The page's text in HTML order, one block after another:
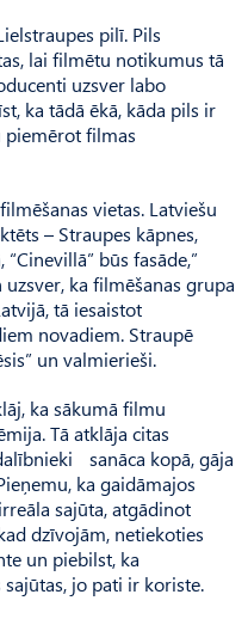
pilī. Pils
lai filmētu notikumus tā
uzsver labo
ka tādā ēkā, kāda pils ir
piemērot filmas
vietas. Latviešu
– Straupes kāpnes,
būs fasāde,”
ka filmēšanas grupa
tā iesaistot
novadiem. Straupē
un valmierieši.
ka sākumā filmu
Tā atklāja citas
sanāca kopā, gāja
ka gaidāmajos
sajūta, atgādinot
dzīvojām, netiekoties
un piebilst, ka
jo pati ir koriste.